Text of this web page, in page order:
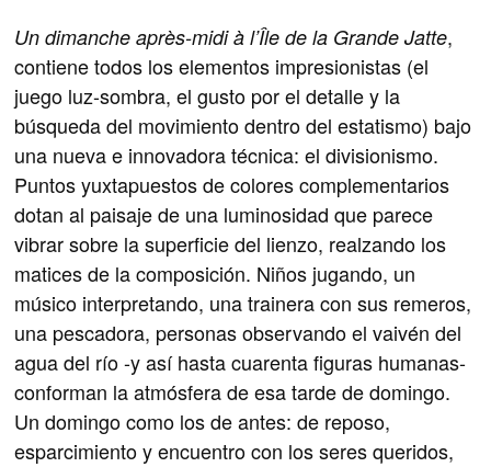
Un dimanche après-midi à l’Île de la Grande Jatte,
contiene todos los elementos impresionistas (el
juego luz-sombra, el gusto por el detalle y la
búsqueda del movimiento dentro del estatismo) bajo
una nueva e innovadora técnica: el divisionismo.
Puntos yuxtapuestos de colores complementarios
dotan al paisaje de una luminosidad que parece
vibrar sobre la superficie del lienzo, realzando los
matices de la composición. Niños jugando, un
músico interpretando, una trainera con sus remeros,
una pescadora, personas observando el vaivén del
agua del río -y así hasta cuarenta figuras humanas-
conforman la atmósfera de esa tarde de domingo.
Un domingo como los de antes: de reposo,
esparcimiento y encuentro con los seres queridos,